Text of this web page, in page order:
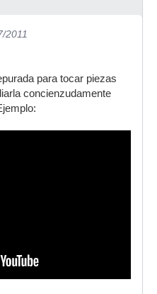
2011
para tocar piezas
concienzudamente